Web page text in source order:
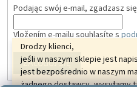
Drodzy klienci,
jeśli w naszym sklepie jest
jest bezpośrednio w naszym
żadnego dostawcy, wysyłamy
Podając swój e-mail, zgadzasz
Vložením e-mailu souhlasíte s
ZALOGUJ SIĘ